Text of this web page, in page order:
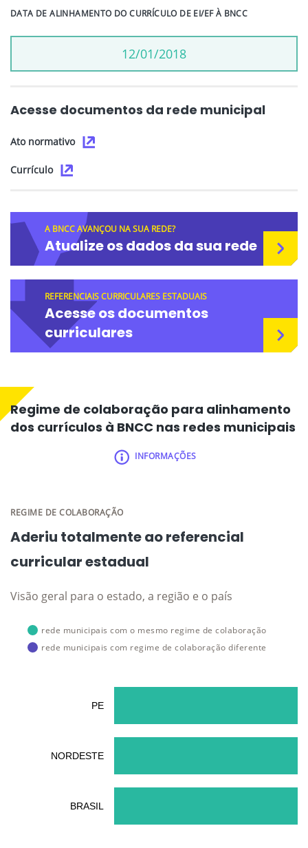
DATA DE ALINHAMENTO DO CURRÍCULO DE EI/EF À BNCC
12/01/2018
Acesse documentos da rede municipal
Ato normativo
Currículo
A BNCC AVANÇOU NA SUA REDE?
Atualize os dados da sua rede
REFERENCIAIS CURRICULARES ESTADUAIS
Acesse os documentos
curriculares
Regime de colaboração para alinhamento
dos currículos à BNCC nas redes municipais
INFORMAÇÕES
REGIME DE COLABORAÇÃO
Aderiu totalmente ao referencial
curricular estadual
Visão geral para o estado, a região e o país
rede municipais com o mesmo regime de colaboração
rede municipais com regime de colaboração diferente
PE
NORDESTE
BRASIL